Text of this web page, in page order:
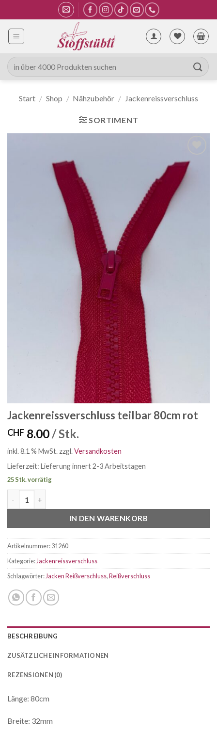
Inhalt
springen
Suche
nach:
Start / Shop / Nähzubehör / Jackenreissverschluss
SORTIMENT
Auf die
Wunschliste
Jackenreissverschluss teilbar 80cm rot
CHF 8.00/ Stk.
inkl. 8.1 % MwSt. zzgl.Versandkosten
Lieferzeit: Lieferung innert 2-3 Arbeitstagen
25 Stk. vorrätig
IN DEN WARENKORB
Artikelnummer:31260
Kategorie: Jackenreissverschluss
Schlagwörter: Jacken Reißverschluss,Reißverschluss
BESCHREIBUNG
ZUSÄTZLICHE INFORMATIONEN
REZENSIONEN (0)
Länge: 80cm
Breite: 32mm